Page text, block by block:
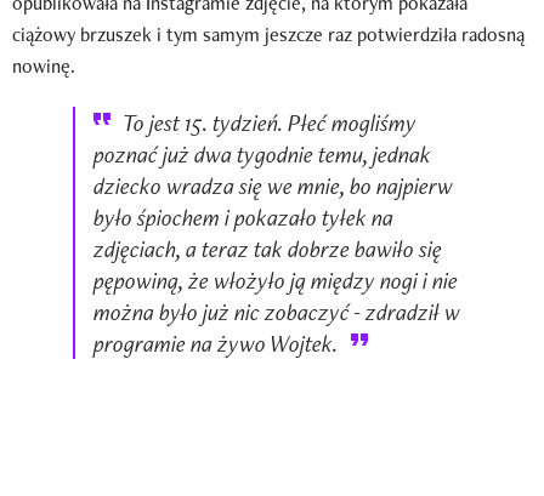
ciążowy brzuszek i tym samym jeszcze raz potwierdziła radosną
nowinę.
To jest 15. tydzień. Płeć mogliśmy
poznać już dwa tygodnie temu, jednak
dziecko wradza się we mnie, bo najpierw
było śpiochem i pokazało tyłek na
zdjęciach, a teraz tak dobrze bawiło się
pępowiną, że włożyło ją między nogi i nie
można było już nic zobaczyć - zdradził w
programie na żywo Wojtek.